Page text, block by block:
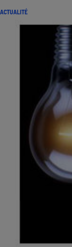
ACTUALITÉ